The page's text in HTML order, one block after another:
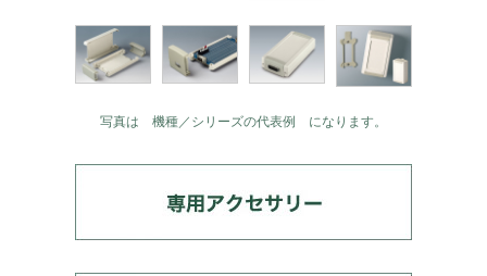
写真は 機種／シリーズの代表例 になります。